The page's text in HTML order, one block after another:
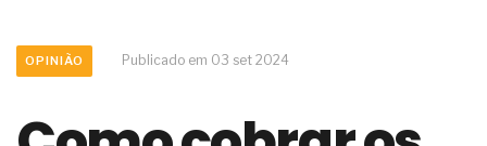
O desenvolvimento de indicadores nas atividades
OPINIÃO Publicado em 03 set 2024